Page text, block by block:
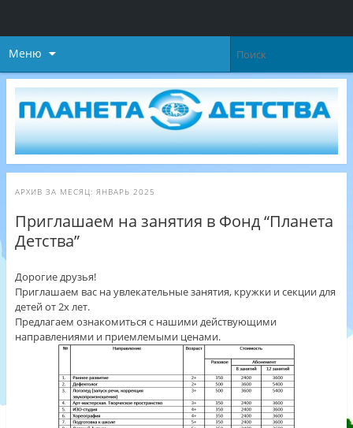
Меню
АРХИВ ЗА МЕСЯЦ: ЯНВАРЬ 2025
Приглашаем на занятия в Фонд “Планета
Детства”
Дорогие друзья!
Приглашаем вас на увлекательные занятия, кружки и секции для
детей от 2х лет.
Предлагаем ознакомиться с нашими действующими
направлениями и приемлемыми ценами.